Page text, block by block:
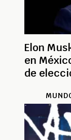
Elon
en
de